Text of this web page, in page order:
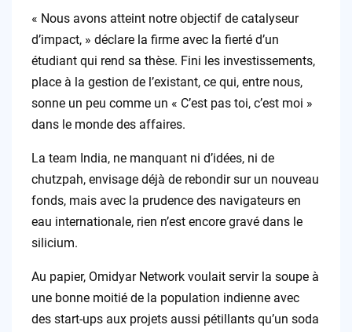
« Nous avons atteint notre objectif de catalyseur
d’impact, » déclare la firme avec la fierté d’un
étudiant qui rend sa thèse. Fini les investissements,
place à la gestion de l’existant, ce qui, entre nous,
sonne un peu comme un « C’est pas toi, c’est moi »
dans le monde des affaires.
La team India, ne manquant ni d’idées, ni de
chutzpah, envisage déjà de rebondir sur un nouveau
fonds, mais avec la prudence des navigateurs en
eau internationale, rien n’est encore gravé dans le
silicium.
Au papier, Omidyar Network voulait servir la soupe à
une bonne moitié de la population indienne avec
des start-ups aux projets aussi pétillants qu’un soda